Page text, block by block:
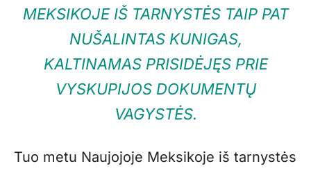
MEKSIKOJE IŠ TARNYSTĖS TAIP PAT
NUŠALINTAS KUNIGAS,
KALTINAMAS PRISIDĖJĘS PRIE
VYSKUPIJOS DOKUMENTŲ
VAGYSTĖS.
Tuo metu Naujojoje Meksikoje iš tarnystės